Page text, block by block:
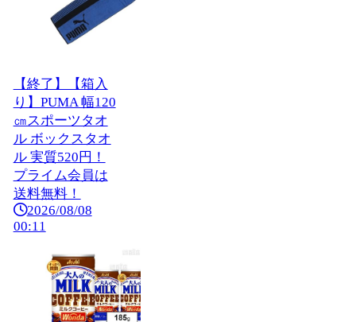
【終了】【箱入
り】PUMA 幅120
㎝スポーツタオ
ル ボックスタオ
ル 実質520円！
プライム会員は
送料無料！
2026/08/08
00:11